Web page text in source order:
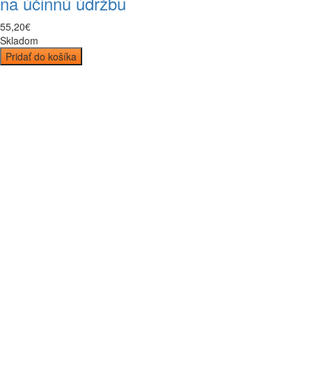
55,20€
Skladom
Pridať do košíka